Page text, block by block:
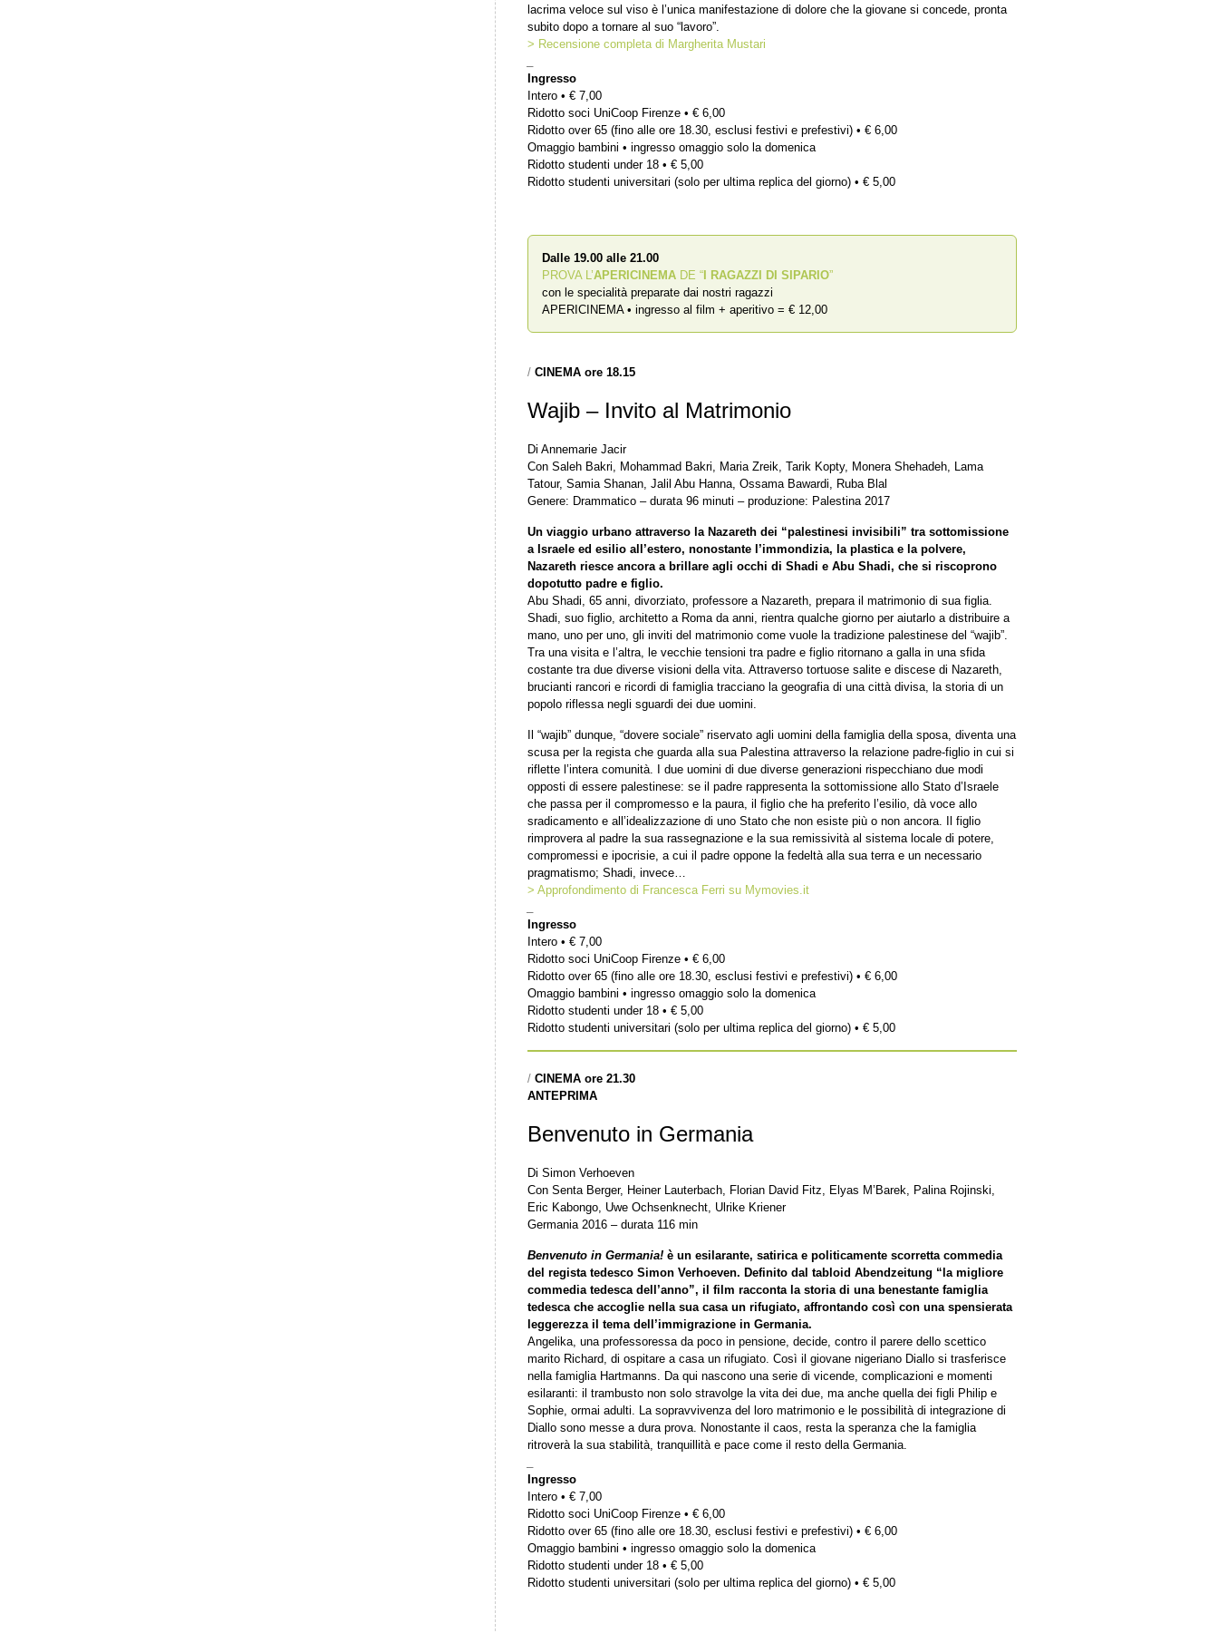
lacrima veloce sul viso è l’unica manifestazione di dolore che la giovane si concede, pronta
subito dopo a tornare al suo “lavoro”.
> Recensione completa di Margherita Mustari
Ingresso
Intero • € 7,00
Ridotto soci UniCoop Firenze • € 6,00
Ridotto over 65 (fino alle ore 18.30, esclusi festivi e prefestivi) • € 6,00
Omaggio bambini • ingresso omaggio solo la domenica
Ridotto studenti under 18 • € 5,00
Ridotto studenti universitari (solo per ultima replica del giorno) • € 5,00
Dalle 19.00 alle 21.00
PROVA L’APERICINEMA DE “ I RAGAZZI DI SIPARIO”
con le specialità preparate dai nostri ragazzi
APERICINEMA • ingresso al film + aperitivo = € 12,00
/ CINEMA ore 18.15
Wajib – Invito al Matrimonio
Di Annemarie Jacir
Con Saleh Bakri, Mohammad Bakri, Maria Zreik, Tarik Kopty, Monera Shehadeh, Lama
Tatour, Samia Shanan, Jalil Abu Hanna, Ossama Bawardi, Ruba Blal
Genere: Drammatico – durata 96 minuti – produzione: Palestina 2017
Un viaggio urbano attraverso la Nazareth dei “palestinesi invisibili” tra sottomissione
a Israele ed esilio all’estero, nonostante l’immondizia, la plastica e la polvere,
Nazareth riesce ancora a brillare agli occhi di Shadi e Abu Shadi, che si riscoprono
dopotutto padre e figlio.
Abu Shadi, 65 anni, divorziato, professore a Nazareth, prepara il matrimonio di sua figlia.
Shadi, suo figlio, architetto a Roma da anni, rientra qualche giorno per aiutarlo a distribuire a
mano, uno per uno, gli inviti del matrimonio come vuole la tradizione palestinese del “wajib”.
Tra una visita e l’altra, le vecchie tensioni tra padre e figlio ritornano a galla in una sfida
costante tra due diverse visioni della vita. Attraverso tortuose salite e discese di Nazareth,
brucianti rancori e ricordi di famiglia tracciano la geografia di una città divisa, la storia di un
popolo riflessa negli sguardi dei due uomini.
Il “wajib” dunque, “dovere sociale” riservato agli uomini della famiglia della sposa, diventa una
scusa per la regista che guarda alla sua Palestina attraverso la relazione padre-figlio in cui si
riflette l’intera comunità. I due uomini di due diverse generazioni rispecchiano due modi
opposti di essere palestinese: se il padre rappresenta la sottomissione allo Stato d’Israele
che passa per il compromesso e la paura, il figlio che ha preferito l’esilio, dà voce allo
sradicamento e all’idealizzazione di uno Stato che non esiste più o non ancora. Il figlio
rimprovera al padre la sua rassegnazione e la sua remissività al sistema locale di potere,
compromessi e ipocrisie, a cui il padre oppone la fedeltà alla sua terra e un necessario
pragmatismo; Shadi, invece…
> Approfondimento di Francesca Ferri su Mymovies.it
Ingresso
Intero • € 7,00
Ridotto soci UniCoop Firenze • € 6,00
Ridotto over 65 (fino alle ore 18.30, esclusi festivi e prefestivi) • € 6,00
Omaggio bambini • ingresso omaggio solo la domenica
Ridotto studenti under 18 • € 5,00
Ridotto studenti universitari (solo per ultima replica del giorno) • € 5,00
/ CINEMA ore 21.30
ANTEPRIMA
Benvenuto in Germania
Di Simon Verhoeven
Con Senta Berger, Heiner Lauterbach, Florian David Fitz, Elyas M’Barek, Palina Rojinski,
Eric Kabongo, Uwe Ochsenknecht, Ulrike Kriener
Germania 2016 – durata 116 min
Benvenuto in Germania! è un esilarante, satirica e politicamente scorretta commedia
del regista tedesco Simon Verhoeven. Definito dal tabloid Abendzeitung “la migliore
commedia tedesca dell’anno”, il film racconta la storia di una benestante famiglia
tedesca che accoglie nella sua casa un rifugiato, affrontando così con una spensierata
leggerezza il tema dell’immigrazione in Germania.
Angelika, una professoressa da poco in pensione, decide, contro il parere dello scettico
marito Richard, di ospitare a casa un rifugiato. Così il giovane nigeriano Diallo si trasferisce
nella famiglia Hartmanns. Da qui nascono una serie di vicende, complicazioni e momenti
esilaranti: il trambusto non solo stravolge la vita dei due, ma anche quella dei figli Philip e
Sophie, ormai adulti. La sopravvivenza del loro matrimonio e le possibilità di integrazione di
Diallo sono messe a dura prova. Nonostante il caos, resta la speranza che la famiglia
ritroverà la sua stabilità, tranquillità e pace come il resto della Germania.
Ingresso
Intero • € 7,00
Ridotto soci UniCoop Firenze • € 6,00
Ridotto over 65 (fino alle ore 18.30, esclusi festivi e prefestivi) • € 6,00
Omaggio bambini • ingresso omaggio solo la domenica
Ridotto studenti under 18 • € 5,00
Ridotto studenti universitari (solo per ultima replica del giorno) • € 5,00